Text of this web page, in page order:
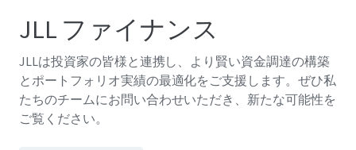
JLL ファイナンス
JLLは投資家の皆様と連携し、より賢い資金調達の構築
とポートフォリオ実績の最適化をご支援します。ぜひ私
たちのチームにお問い合わせいただき、新たな可能性を
ご覧ください。